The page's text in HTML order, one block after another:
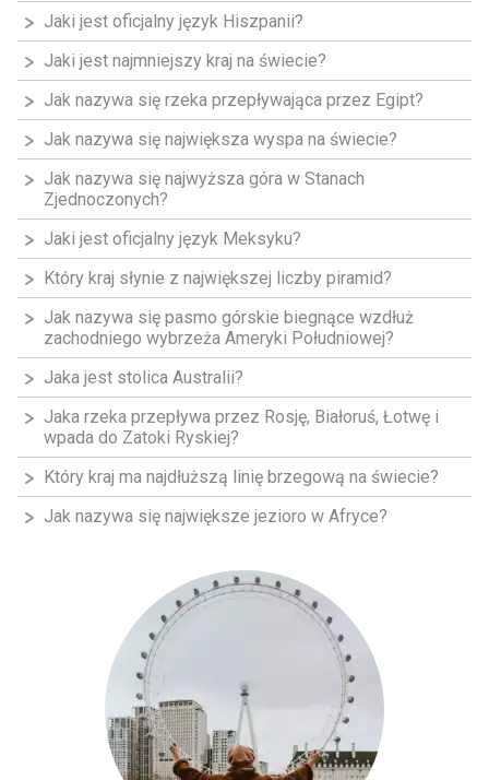
Jaki jest oficjalny język Hiszpanii?
Jaki jest najmniejszy kraj na świecie?
Jak nazywa się rzeka przepływająca przez Egipt?
Jak nazywa się największa wyspa na świecie?
Jak nazywa się najwyższa góra w Stanach
Zjednoczonych?
Jaki jest oficjalny język Meksyku?
Który kraj słynie z największej liczby piramid?
Jak nazywa się pasmo górskie biegnące wzdłuż
zachodniego wybrzeża Ameryki Południowej?
Jaka jest stolica Australii?
Jaka rzeka przepływa przez Rosję, Białoruś, Łotwę i
wpada do Zatoki Ryskiej?
Który kraj ma najdłuższą linię brzegową na świecie?
Jak nazywa się największe jezioro w Afryce?